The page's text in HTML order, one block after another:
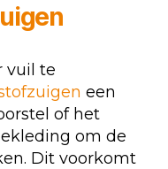
vuil te
een
of het
om de
Dit voorkomt